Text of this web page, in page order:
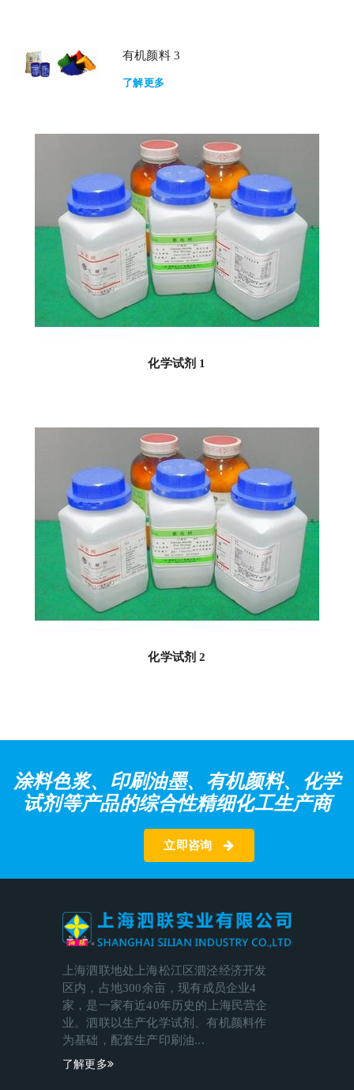
有机颜料 3
了解更多
化学试剂 1
化学试剂 2
涂料色浆、印刷油墨、有机颜料、化学
试剂等产品的综合性精细化工生产商
立即咨询
上海泗联地处上海松江区泗泾经济开发
区内，占地300余亩，现有成员企业4
家，是一家有近40年历史的上海民营企
业。泗联以生产化学试剂、有机颜料作
为基础，配套生产印刷油...
了解更多